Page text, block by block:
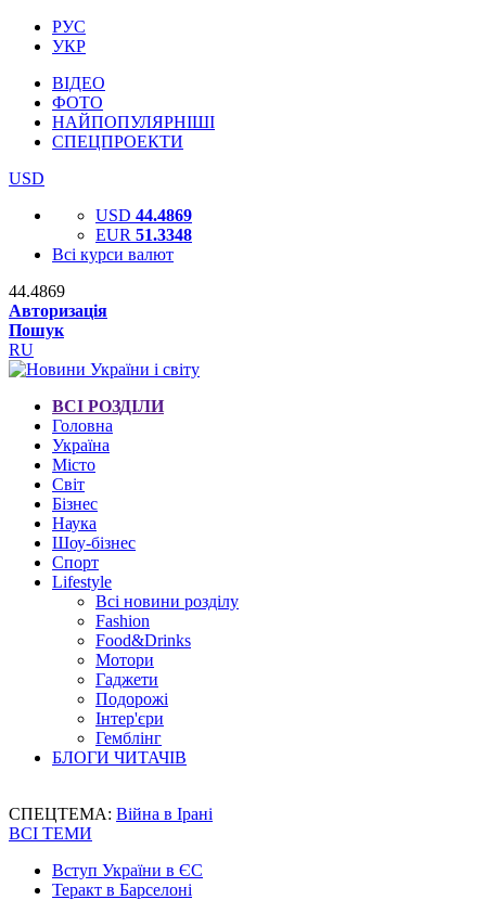
РУС
УКР
ВІДЕО
ФОТО
НАЙПОПУЛЯРНІШІ
СПЕЦПРОЕКТИ
USD
USD 44.4869
EUR 51.3348
Всі курси валют
44.4869
Авторизація
Пошук
RU
ВСІ РОЗДІЛИ
Головна
Україна
Місто
Світ
Бізнес
Наука
Шоу-бізнес
Спорт
Lifestyle
Всі новини розділу
Fashion
Food&Drinks
Мотори
Гаджети
Подорожі
Інтер'єри
Гемблінг
БЛОГИ ЧИТАЧІВ
СПЕЦТЕМА: Війна в Ірані
ВСІ ТЕМИ
Вступ України в ЄС
Теракт в Барселоні